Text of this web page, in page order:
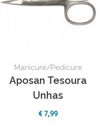
Manicure/Pedicure
Aposan Tesoura
Unhas
€ 7,99